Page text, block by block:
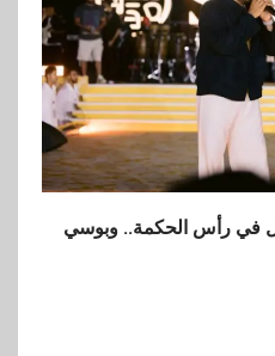
في رأس الحكمة.. وبوسي